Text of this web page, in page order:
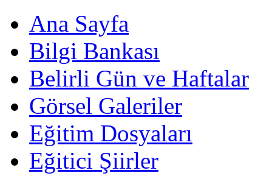
Ana Sayfa
Bilgi Bankası
Belirli Gün ve Haftalar
Görsel Galeriler
Eğitim Dosyaları
Eğitici Şiirler